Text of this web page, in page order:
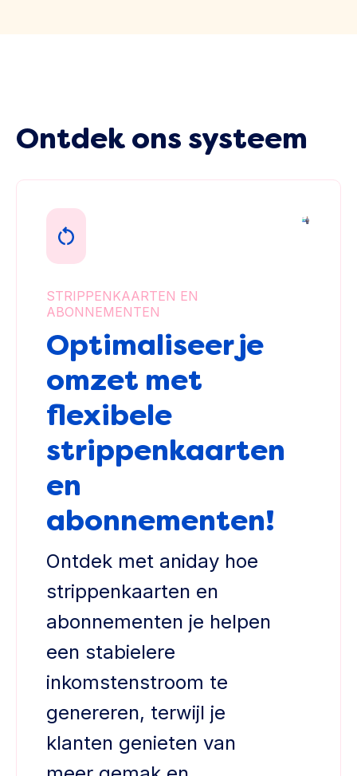
Ontdek ons systeem
STRIPPENKAARTEN EN
ABONNEMENTEN
Optimaliseer je
omzet met
flexibele
strippenkaarten
en
abonnementen!
Ontdek met aniday hoe
strippenkaarten en
abonnementen je helpen
een stabielere
inkomstenstroom te
genereren, terwijl je
klanten genieten van